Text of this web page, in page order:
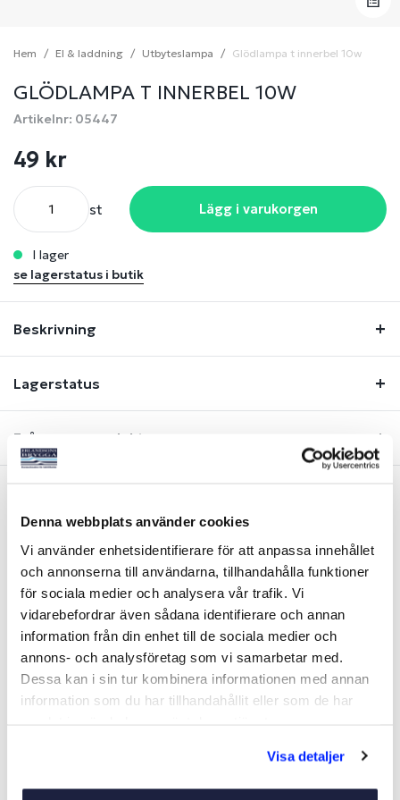
Denna webbplats använder cookies
Vi använder enhetsidentifierare för att anpassa innehållet
och annonserna till användarna, tillhandahålla funktioner
för sociala medier och analysera vår trafik. Vi
vidarebefordrar även sådana identifierare och annan
information från din enhet till de sociala medier och
annons- och analysföretag som vi samarbetar med.
Dessa kan i sin tur kombinera informationen med annan
information som du har tillhandahållit eller som de har
Visa detaljer
Hem El & laddning Utbyteslampa Glödlampa t innerbel 10w
GLÖDLAMPA T INNERBEL 10W
Artikelnr: 05447
49 kr
st Lägg i varukorgen
i lager
se lagerstatus i butik
Beskrivning
Lagerstatus
Fråga om produkt
Liknande produkter
Art nr: 05455
GLÖDLAMPA TILL
Art nr: V05454